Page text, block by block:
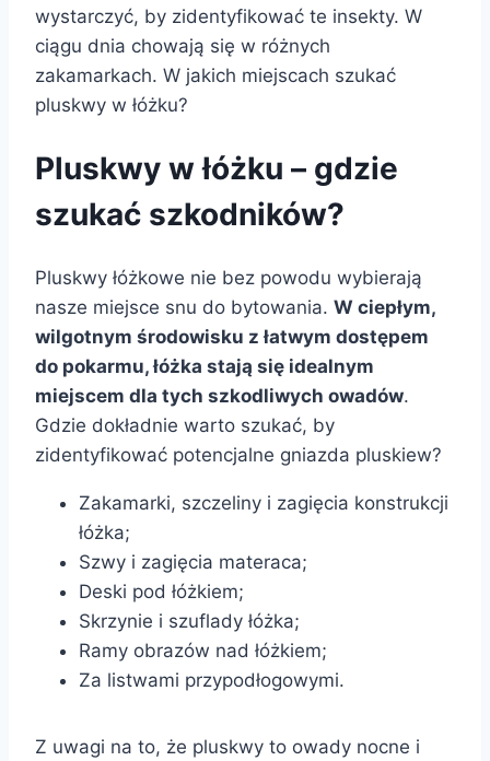
wystarczyć, by zidentyfikować te insekty. W
ciągu dnia chowają się w różnych
zakamarkach. W jakich miejscach szukać
pluskwy w łóżku?
Pluskwy w łóżku – gdzie
szukać szkodników?
Pluskwy łóżkowe nie bez powodu wybierają
nasze miejsce snu do bytowania. W ciepłym,
wilgotnym środowisku z łatwym dostępem
do pokarmu, łóżka stają się idealnym
miejscem dla tych szkodliwych owadów.
Gdzie dokładnie warto szukać, by
zidentyfikować potencjalne gniazda pluskiew?
Zakamarki, szczeliny i zagięcia konstrukcji
łóżka;
Szwy i zagięcia materaca;
Deski pod łóżkiem;
Skrzynie i szuflady łóżka;
Ramy obrazów nad łóżkiem;
Za listwami przypodłogowymi.
Z uwagi na to, że pluskwy to owady nocne i